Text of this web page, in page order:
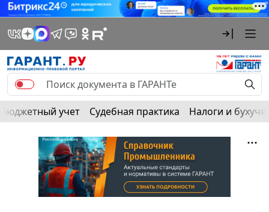
Бюджетный учет Судебная практика Налоги и